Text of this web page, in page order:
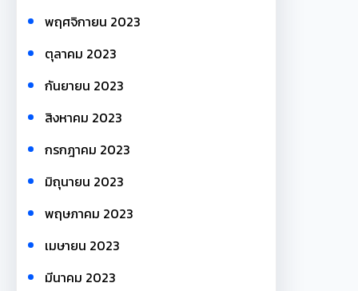
พฤศจิกายน 2023
ตุลาคม 2023
กันยายน 2023
สิงหาคม 2023
กรกฎาคม 2023
มิถุนายน 2023
พฤษภาคม 2023
เมษายน 2023
มีนาคม 2023